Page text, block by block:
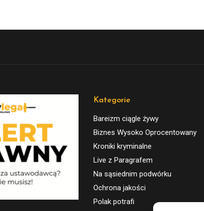
Kategorie
Bareizm ciągle żywy
Biznes Wysoko Oprocentowany
Kroniki kryminalne
Live z Paragrafem
Na sąsiednim podwórku
Ochrona jakości
Polak potrafi